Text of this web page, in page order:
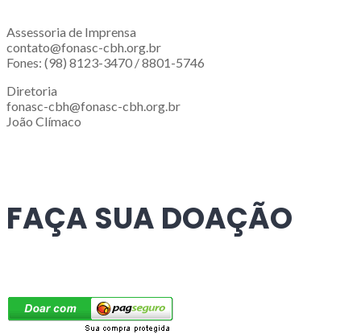
Assessoria de Imprensa
contato@fonasc-cbh.org.br
Fones: (98) 8123-3470 / 8801-5746
Diretoria
fonasc-cbh@fonasc-cbh.org.br
João Clímaco
FAÇA SUA DOAÇÃO